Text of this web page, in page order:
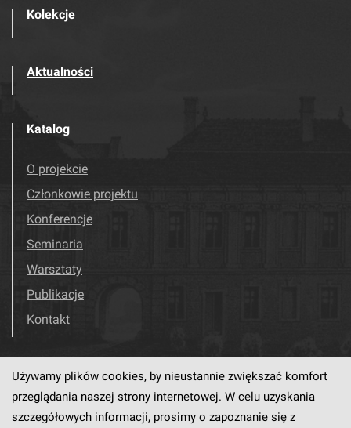
Kolekcje
Aktualności
Katalog
O projekcie
Członkowie projektu
Konferencje
Seminaria
Warsztaty
Publikacje
Kontakt
Odwiedź nas! Facebook
Używamy plików cookies, by nieustannie zwiększać komfort
przeglądania naszej strony internetowej. W celu uzyskania
szczegółowych informacji, prosimy o zapoznanie się z